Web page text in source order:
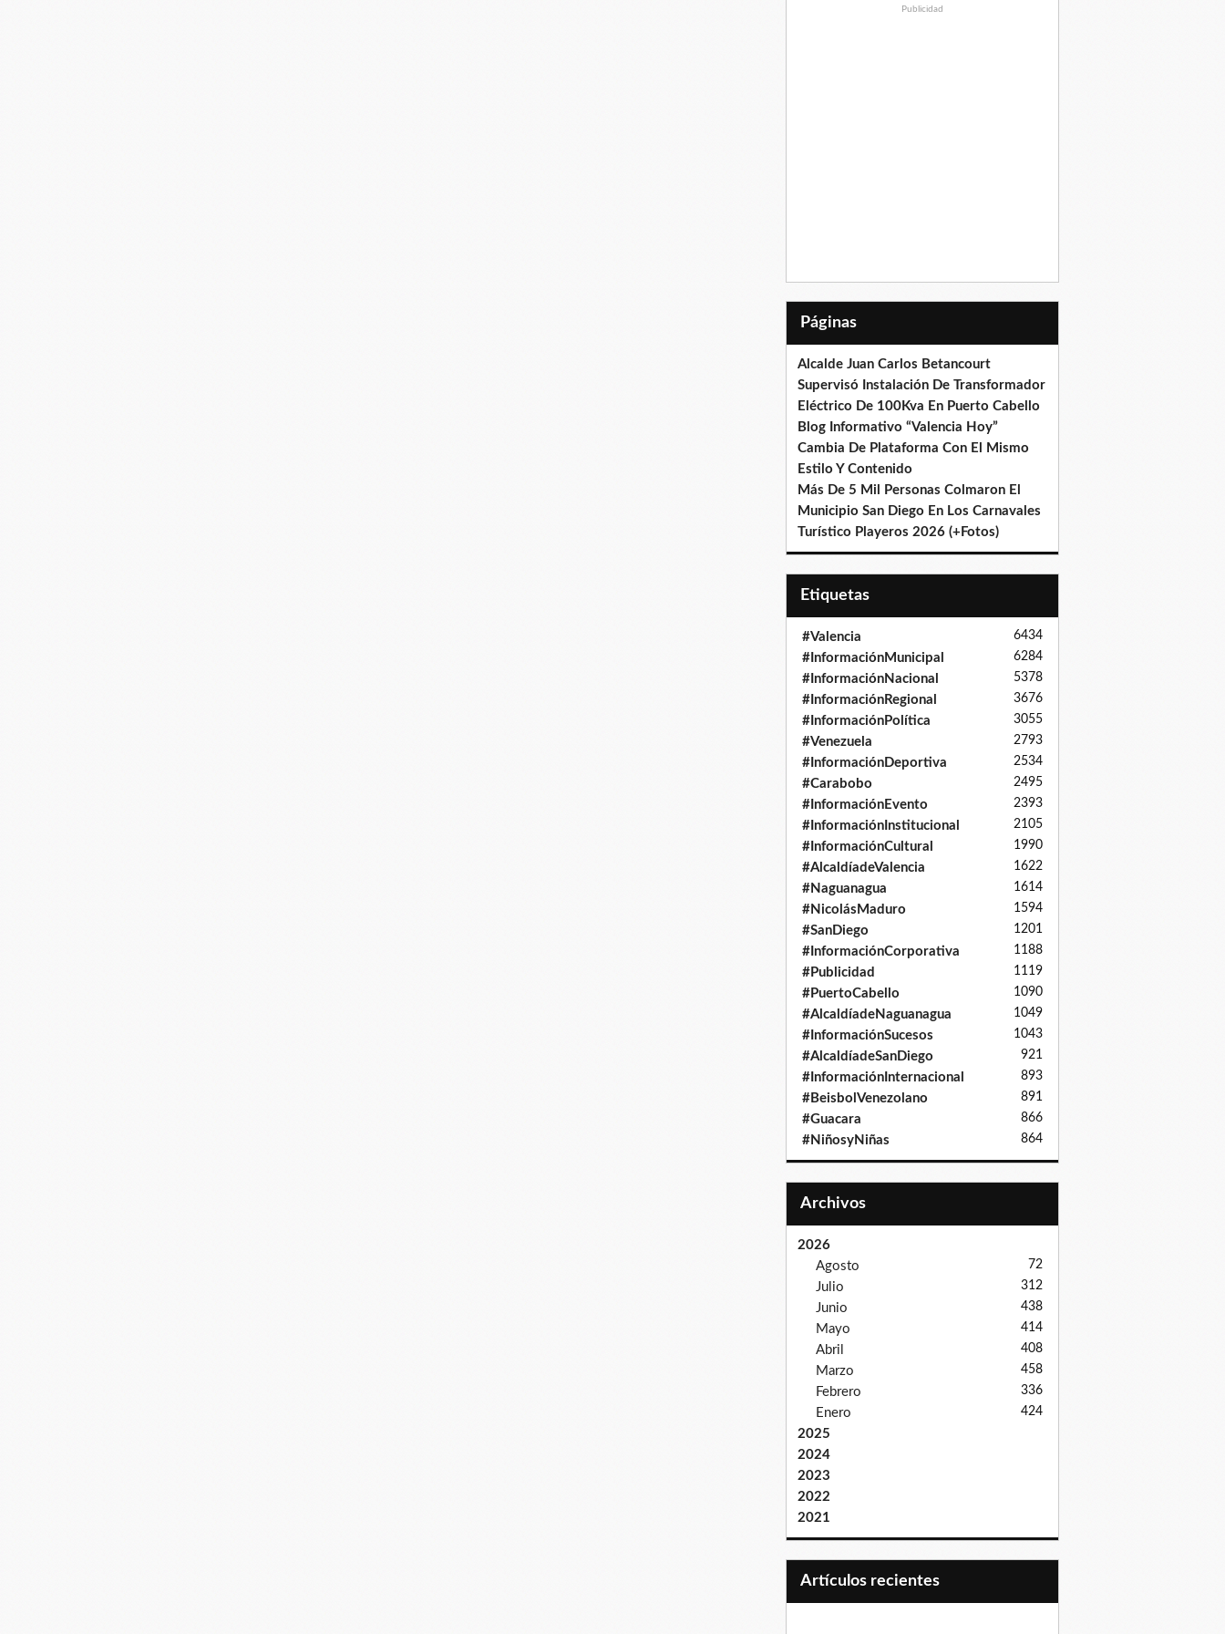
Publicidad
Páginas
Alcalde Juan Carlos Betancourt
Supervisó Instalación De Transformador
Eléctrico De 100Kva En Puerto Cabello
Blog Informativo “Valencia Hoy”
Cambia De Plataforma Con El Mismo
Estilo Y Contenido
Más De 5 Mil Personas Colmaron El
Municipio San Diego En Los Carnavales
Turístico Playeros 2026 (+Fotos)
Etiquetas
#Valencia 6434
#InformaciónMunicipal 6284
#InformaciónNacional 5378
#InformaciónRegional 3676
#InformaciónPolítica 3055
#Venezuela 2793
#InformaciónDeportiva 2534
#Carabobo 2495
#InformaciónEvento 2393
#InformaciónInstitucional 2105
#InformaciónCultural 1990
#AlcaldíadeValencia 1622
#Naguanagua 1614
#NicolásMaduro 1594
#SanDiego 1201
#InformaciónCorporativa 1188
#Publicidad 1119
#PuertoCabello 1090
#AlcaldíadeNaguanagua 1049
#InformaciónSucesos 1043
#AlcaldíadeSanDiego 921
#InformaciónInternacional 893
#BeisbolVenezolano 891
#Guacara 866
#NiñosyNiñas 864
Archivos
2026
Agosto
72
Julio 312
Junio 438
Mayo 414
Abril 408
Marzo 458
Febrero 336
Enero 424
2025
2024
2023
2022
2021
Artículos recientes